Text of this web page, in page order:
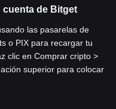
cuenta de Bitget
las pasarelas de
o PIX para recargar tu
clic en Comprar cripto >
superior para colocar